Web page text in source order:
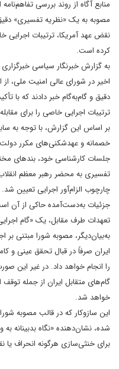
منابع آگاه از روند بررسی
مصوبه به یک «نظریه تفسیری»
نقض عهد آمریکا، ترتیبات اجرایی
کرده است.
به گزارش خبرنگار سیاسی خبرگزاری
اخیر در شورای عالی امنیت ملی،
دقیق و گام‌به‌گام خبر دادند که با
ترتیبات اجرایی خاصی را برای
بر اساس این گزارش، با توجه به
خصمانه و عهدشکنی‌های مکرر دولت
جلسات کارشناسی خود، بندهای
تفسیری به محضر رهبر معظم
چارچوب الزام‌آور اجرایی تعیین شد.
جزئیات به‌دست‌آمده حاکی از آن
تعهدات طرف مقابل، یک «گام
به‌بیان‌دیگر، مصوبه شورا مبتنی
ایران صرفاً در قبال تحقق عینی و
را انجام خواهد داد. در غیر این
گام‌های متقابل ایران از جمله توقف
خواهد شد.
این سازوکار که در قالب مصوبه
شده، نشان‌دهنده «نگاه بدبینانه به
برای خنثی‌سازی هرگونه انحراف